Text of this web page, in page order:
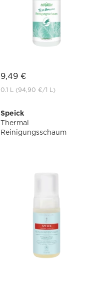
9,49 €
0.1 L (94,90 €/1 L)
Speick
Thermal
Reinigungsschaum